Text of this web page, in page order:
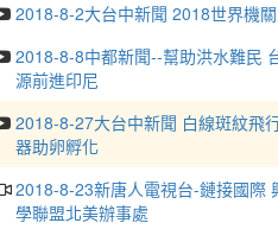
2018-8-2大台中新聞 2018世界機
2018-8-8中都新聞--幫助洪水難民
源前進印尼
2018-8-27大台中新聞 白線斑紋飛
器助卵孵化
2018-8-23新唐人電視台-鏈接國際
學聯盟北美辦事處